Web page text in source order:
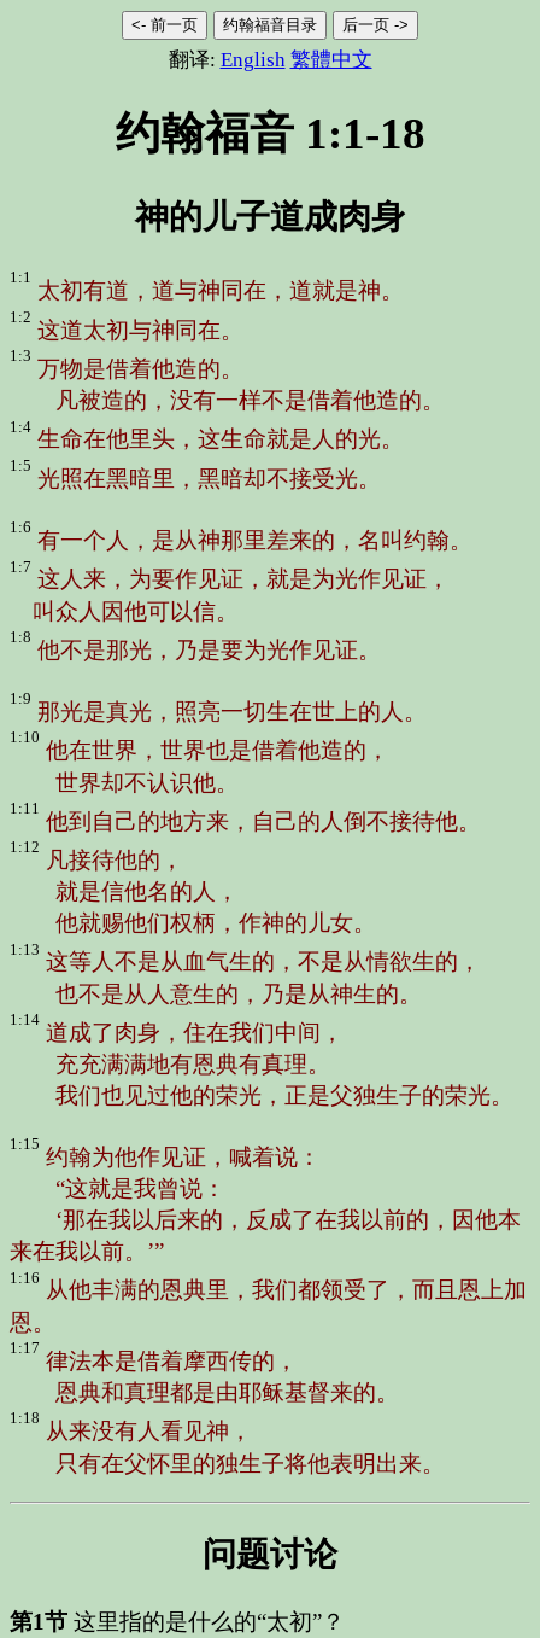
<- 前一页 约翰福音目录 后一页 ->
翻译: English 繁體中文
约翰福音 1:1-18
神的儿子道成肉身
1:1
太初有道，道与神同在，道就是神。
1:2
这道太初与神同在。
1:3
万物是借着他造的。
凡被造的，没有一样不是借着他造的。
1:4
生命在他里头，这生命就是人的光。
1:5
光照在黑暗里，黑暗却不接受光。
1:6
有一个人，是从神那里差来的，名叫约翰。
1:7
这人来，为要作见证，就是为光作见证，
叫众人因他可以信。
1:8
他不是那光，乃是要为光作见证。
1:9
那光是真光，照亮一切生在世上的人。
1:10
他在世界，世界也是借着他造的，
世界却不认识他。
1:11
他到自己的地方来，自己的人倒不接待他。
1:12
凡接待他的，
就是信他名的人，
他就赐他们权柄，作神的儿女。
1:13
这等人不是从血气生的，不是从情欲生的，
也不是从人意生的，乃是从神生的。
1:14
道成了肉身，住在我们中间，
充充满满地有恩典有真理。
我们也见过他的荣光，正是父独生子的荣光。
1:15
约翰为他作见证，喊着说：
“这就是我曾说：
‘那在我以后来的，反成了在我以前的，因他本
来在我以前。’”
1:16
从他丰满的恩典里，我们都领受了，而且恩上加
恩。
1:17
律法本是借着摩西传的，
恩典和真理都是由耶稣基督来的。
1:18
从来没有人看见神，
只有在父怀里的独生子将他表明出来。
问题讨论
第1节 这里指的是什么的“太初”？